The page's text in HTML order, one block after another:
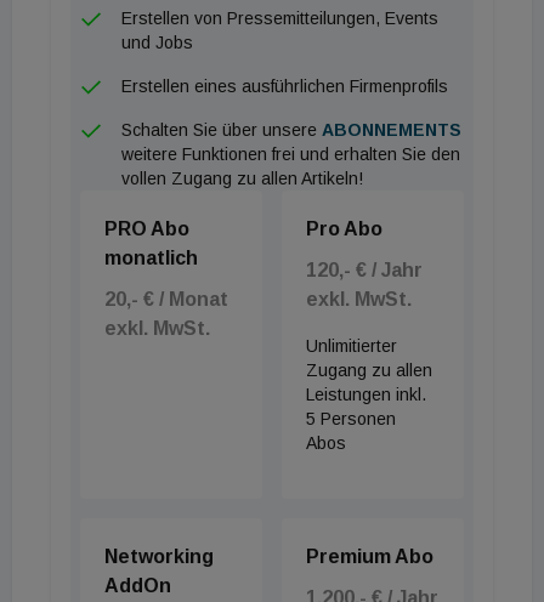
zum Thema Aerosole und Handhygiene gemacht,
so Benischek. Er sieht sein Bauzentrum als
Messeersatz: "Unsere Gebäude werden coronafit,
Erstellen von Pressemitteilungen, Events
und Jobs
Erstellen eines ausführlichen Firmenprofils
Schalten Sie über unsere ABONNEMENTS
weitere Funktionen frei und erhalten Sie den
vollen Zugang zu allen Artikeln!
PRO Abo
monatlich
20,- € / Monat
exkl. MwSt.
Pro Abo
120,- € / Jahr
exkl. MwSt.
Unlimitierter
Zugang zu allen
Leistungen inkl.
5 Personen
Abos
Networking
AddOn
Premium Abo